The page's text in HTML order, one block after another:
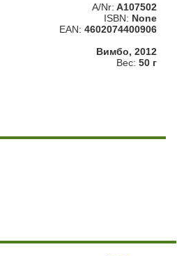
A/Nr: A107502
ISBN: None
EAN: 4602074400906
Вимбо, 2012
Вес: 50 г